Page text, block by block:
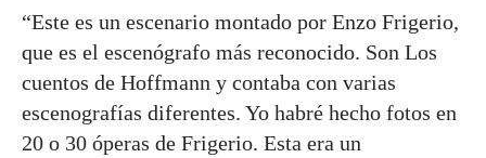
“Este es un escenario montado por Enzo Frigerio,
que es el escenógrafo más reconocido. Son Los
cuentos de Hoffmann y contaba con varias
escenografías diferentes. Yo habré hecho fotos en
20 o 30 óperas de Frigerio. Esta era un